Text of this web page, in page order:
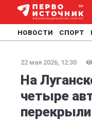
НОВОСТИ СПОРТ
22 мая 2026, 12:30
На
четыре